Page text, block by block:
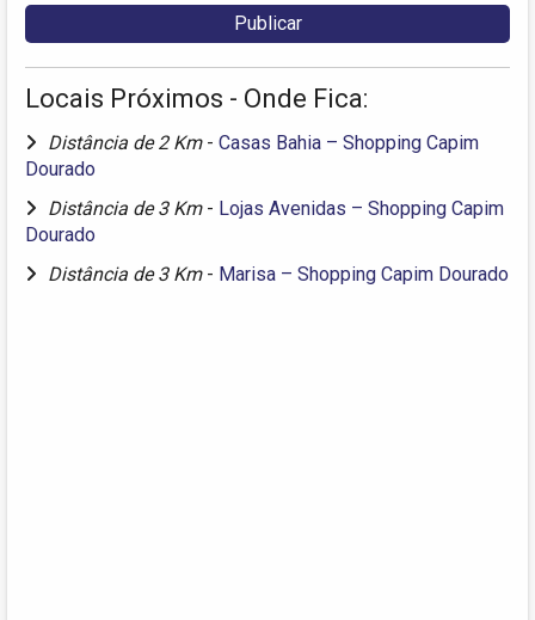
Locais Próximos - Onde Fica:
Distância de 2 Km - Casas Bahia – Shopping Capim
Dourado
Distância de 3 Km - Lojas Avenidas – Shopping Capim
Dourado
Distância de 3 Km - Marisa – Shopping Capim Dourado